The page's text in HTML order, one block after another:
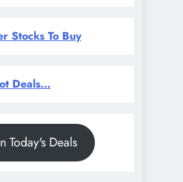
Stocks To Buy
Deals...
Today's Deals